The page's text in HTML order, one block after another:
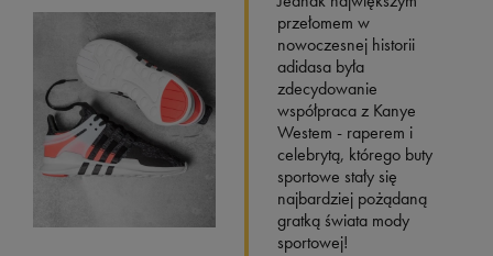
przełomem w
nowoczesnej historii
adidasa była
zdecydowanie
współpraca z Kanye
Westem - raperem i
celebrytą, którego buty
sportowe stały się
najbardziej pożądaną
gratką świata mody
sportowej!